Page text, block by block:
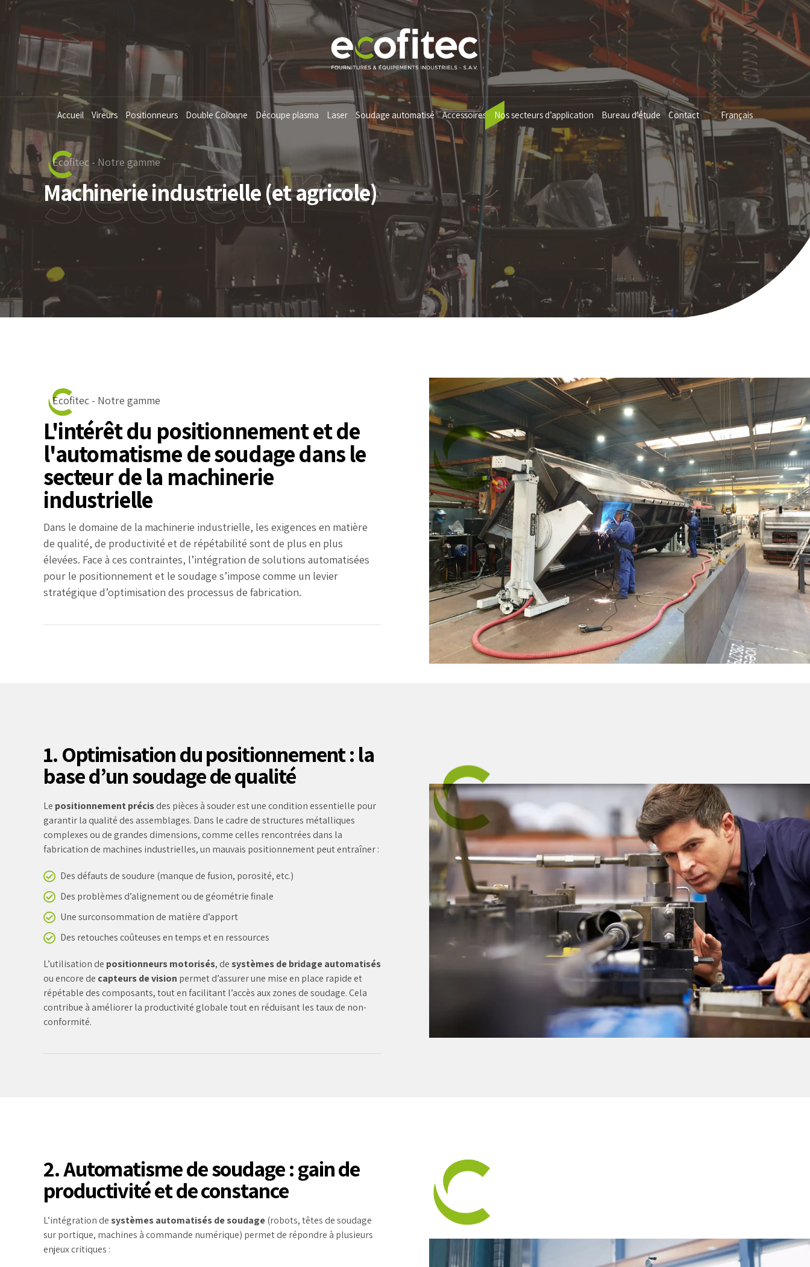
Accueil Vireurs Positionneurs Double Colonne Découpe plasma Laser Soudage automatisé Accessoires Nos secteurs d’application Bureau d’étude Contact Français
Ecofitec - Notre gamme
Machinerie industrielle (et agricole)
secteur
Ecofitec - Notre gamme
L'intérêt du positionnement et de
l'automatisme de soudage dans le
secteur de la machinerie
industrielle
Dans le domaine de la machinerie industrielle, les exigences en matière
de qualité, de productivité et de répétabilité sont de plus en plus
élevées. Face à ces contraintes, l’intégration de solutions automatisées
pour le positionnement et le soudage s’impose comme un levier
stratégique d’optimisation des processus de fabrication.
1. Optimisation du positionnement : la
base d’un soudage de qualité
Le positionnement précisdes pièces à souder est une condition essentielle pour
garantir la qualité des assemblages. Dans le cadre de structures métalliques
complexes ou de grandes dimensions, comme celles rencontrées dans la
fabrication de machines industrielles, un mauvais positionnement peut entraîner :
Des défauts de soudure (manque de fusion, porosité, etc.)
Des problèmes d’alignement ou de géométrie finale
Une surconsommation de matière d’apport
Des retouches coûteuses en temps et en ressources
L’utilisation de positionneurs motorisés, desystèmes de bridage automatisés
ou encore de capteurs de vision permet d’assurer une mise en place rapide et
répétable des composants, tout en facilitant l’accès aux zones de soudage. Cela
contribue à améliorer la productivité globale tout en réduisant les taux de non-
conformité.
2. Automatisme de soudage : gain de
productivité et de constance
L’intégration desystèmes automatisés de soudage(robots, têtes de soudage
sur portique, machines à commande numérique) permet de répondre à plusieurs
enjeux critiques :